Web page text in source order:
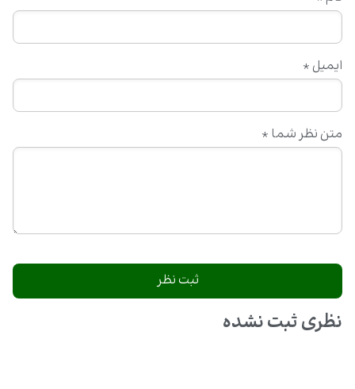
متن نظر شما *
ایمیل *
نظری ثبت نشده